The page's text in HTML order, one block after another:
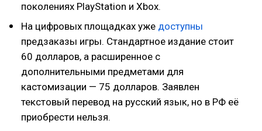
поколениях PlayStation и Xbox.
На цифровых площадках уже доступны
предзаказы игры. Стандартное издание стоит
60 долларов, а расширенное с
дополнительными предметами для
кастомизации — 75 долларов. Заявлен
текстовый перевод на русский язык, но в РФ её
приобрести нельзя.